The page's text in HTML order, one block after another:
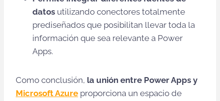
datos utilizando conectores totalmente
prediseñados que posibilitan llevar toda la
información que sea relevante a Power
Apps.
Como conclusión, la unión entre Power Apps y
Microsoft Azure proporciona un espacio de